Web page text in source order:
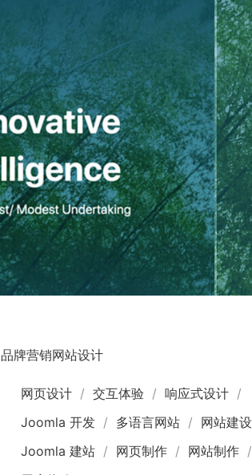
品牌营销网站设计
网页设计 交互体验
响应式设计
Joomla 开发
多语言网站 网站建设
Joomla 建站
网页制作 网站制作